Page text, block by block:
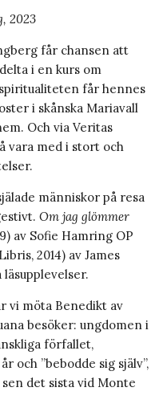
2023
får chansen att
i en kurs om
får hennes
i skånska Mariavall
Och via ­Veritas
vara med i stort och
människor på resa
Om jag glömmer
av Sofie Hamring OP
2014) av James
vi möta Benedikt av
besöker: ungdomen i
förfallet,
och ”bebodde sig själv”,
det sista vid Monte